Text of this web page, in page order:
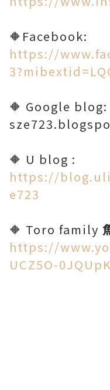
🔶Facebook:
https://
🔶 Google blog:
🔶 U blog :
https://
e723
🔶 Toro family
https://
UCZ5O-